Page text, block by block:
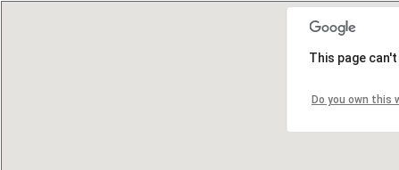
This page
Do you own this